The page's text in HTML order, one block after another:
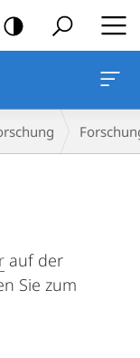
auf der
Sie zum